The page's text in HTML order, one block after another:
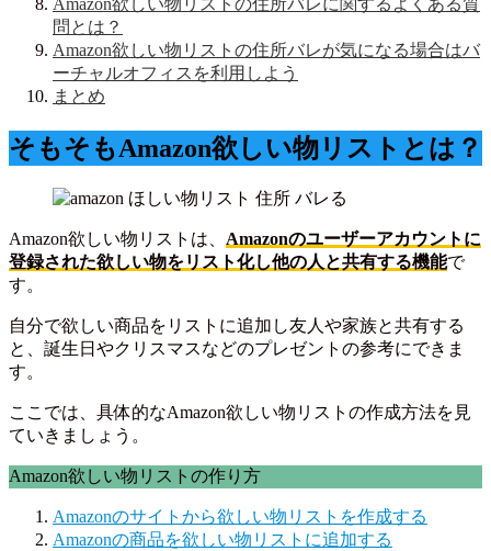
Amazon欲しい物リストの住所バレに関するよくある質
問とは？
Amazon欲しい物リストの住所バレが気になる場合はバ
ーチャルオフィスを利用しよう
まとめ
そもそもAmazon欲しい物リストとは？
Amazon欲しい物リストは、 Amazonのユーザーアカウントに
登録された欲しい物をリスト化し他の人と共有する機能で
す。
自分で欲しい商品をリストに追加し友人や家族と共有する
と、誕生日やクリスマスなどのプレゼントの参考にできま
す。
ここでは、具体的なAmazon欲しい物リストの作成方法を見
ていきましょう。
Amazon欲しい物リストの作り方
Amazonのサイトから欲しい物リストを作成する
Amazonの商品を欲しい物リストに追加する